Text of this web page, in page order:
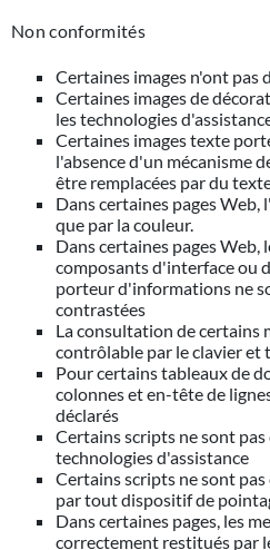
Non conformités
Certaines images n'ont pas
Certaines images de
les technologies
Certaines images texte
l'absence d'un mécanisme
être remplacées par du
Dans certaines pages
que par la couleur.
Dans certaines pages Web,
composants d'interface ou
porteur d'informations ne
contrastées
La consultation de certains
contrôlable par le clavier
Pour certains tableaux de
colonnes et en-tête de
déclarés
Certains scripts ne sont
technologies d'assistance
Certains scripts ne sont
par tout dispositif de
Dans certaines pages, les
correctement restitués par